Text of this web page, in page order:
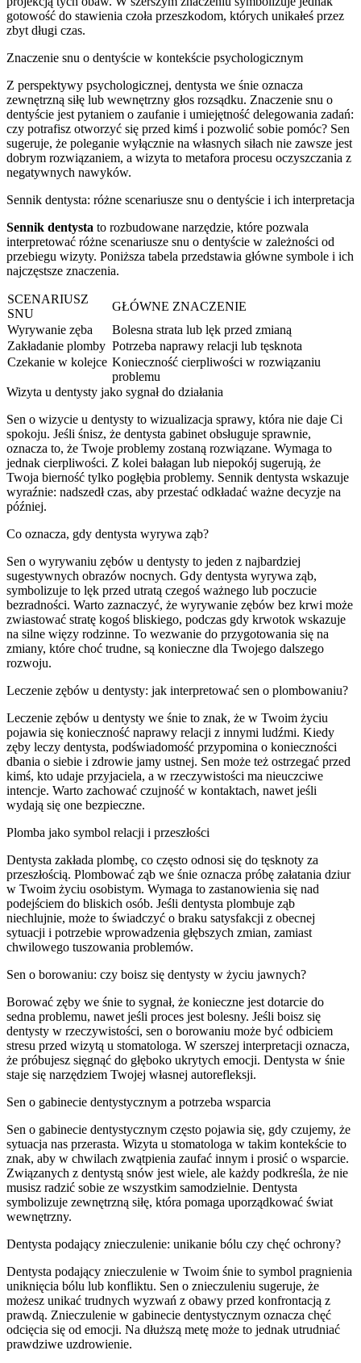
gotowość do stawienia czoła przeszkodom, których unikałeś przez
zbyt długi czas.
Znaczenie snu o dentyście w kontekście psychologicznym
Z perspektywy psychologicznej, dentysta we śnie oznacza
zewnętrzną siłę lub wewnętrzny głos rozsądku. Znaczenie snu o
dentyście jest pytaniem o zaufanie i umiejętność delegowania zadań:
czy potrafisz otworzyć się przed kimś i pozwolić sobie pomóc? Sen
sugeruje, że poleganie wyłącznie na własnych siłach nie zawsze jest
dobrym rozwiązaniem, a wizyta to metafora procesu oczyszczania z
negatywnych nawyków.
Sennik dentysta: różne scenariusze snu o dentyście i ich interpretacja
Sennik dentysta to rozbudowane narzędzie, które pozwala
interpretować różne scenariusze snu o dentyście w zależności od
przebiegu wizyty. Poniższa tabela przedstawia główne symbole i ich
najczęstsze znaczenia.
SCENARIUSZ
SNU
GŁÓWNE ZNACZENIE
Wyrywanie zęba
Bolesna strata lub lęk przed zmianą
Zakładanie plomby Potrzeba naprawy relacji lub tęsknota
Czekanie w kolejce Konieczność cierpliwości w rozwiązaniu
problemu
Wizyta u dentysty jako sygnał do działania
Sen o wizycie u dentysty to wizualizacja sprawy, która nie daje Ci
spokoju. Jeśli śnisz, że dentysta gabinet obsługuje sprawnie,
oznacza to, że Twoje problemy zostaną rozwiązane. Wymaga to
jednak cierpliwości. Z kolei bałagan lub niepokój sugerują, że
Twoja bierność tylko pogłębia problemy. Sennik dentysta wskazuje
wyraźnie: nadszedł czas, aby przestać odkładać ważne decyzje na
później.
Co oznacza, gdy dentysta wyrywa ząb?
Sen o wyrywaniu zębów u dentysty to jeden z najbardziej
sugestywnych obrazów nocnych. Gdy dentysta wyrywa ząb,
symbolizuje to lęk przed utratą czegoś ważnego lub poczucie
bezradności. Warto zaznaczyć, że wyrywanie zębów bez krwi może
zwiastować stratę kogoś bliskiego, podczas gdy krwotok wskazuje
na silne więzy rodzinne. To wezwanie do przygotowania się na
zmiany, które choć trudne, są konieczne dla Twojego dalszego
rozwoju.
Leczenie zębów u dentysty: jak interpretować sen o plombowaniu?
Leczenie zębów u dentysty we śnie to znak, że w Twoim życiu
pojawia się konieczność naprawy relacji z innymi ludźmi. Kiedy
zęby leczy dentysta, podświadomość przypomina o konieczności
dbania o siebie i zdrowie jamy ustnej. Sen może też ostrzegać przed
kimś, kto udaje przyjaciela, a w rzeczywistości ma nieuczciwe
intencje. Warto zachować czujność w kontaktach, nawet jeśli
wydają się one bezpieczne.
Plomba jako symbol relacji i przeszłości
Dentysta zakłada plombę, co często odnosi się do tęsknoty za
przeszłością. Plombować ząb we śnie oznacza próbę załatania dziur
w Twoim życiu osobistym. Wymaga to zastanowienia się nad
podejściem do bliskich osób. Jeśli dentysta plombuje ząb
niechlujnie, może to świadczyć o braku satysfakcji z obecnej
sytuacji i potrzebie wprowadzenia głębszych zmian, zamiast
chwilowego tuszowania problemów.
Sen o borowaniu: czy boisz się dentysty w życiu jawnych?
Borować zęby we śnie to sygnał, że konieczne jest dotarcie do
sedna problemu, nawet jeśli proces jest bolesny. Jeśli boisz się
dentysty w rzeczywistości, sen o borowaniu może być odbiciem
stresu przed wizytą u stomatologa. W szerszej interpretacji oznacza,
że próbujesz sięgnąć do głęboko ukrytych emocji. Dentysta w śnie
staje się narzędziem Twojej własnej autorefleksji.
Sen o gabinecie dentystycznym a potrzeba wsparcia
Sen o gabinecie dentystycznym często pojawia się, gdy czujemy, że
sytuacja nas przerasta. Wizyta u stomatologa w takim kontekście to
znak, aby w chwilach zwątpienia zaufać innym i prosić o wsparcie.
Związanych z dentystą snów jest wiele, ale każdy podkreśla, że nie
musisz radzić sobie ze wszystkim samodzielnie. Dentysta
symbolizuje zewnętrzną siłę, która pomaga uporządkować świat
wewnętrzny.
Dentysta podający znieczulenie: unikanie bólu czy chęć ochrony?
Dentysta podający znieczulenie w Twoim śnie to symbol pragnienia
uniknięcia bólu lub konfliktu. Sen o znieczuleniu sugeruje, że
możesz unikać trudnych wyzwań z obawy przed konfrontacją z
prawdą. Znieczulenie w gabinecie dentystycznym oznacza chęć
odcięcia się od emocji. Na dłuższą metę może to jednak utrudniać
prawdziwe uzdrowienie.